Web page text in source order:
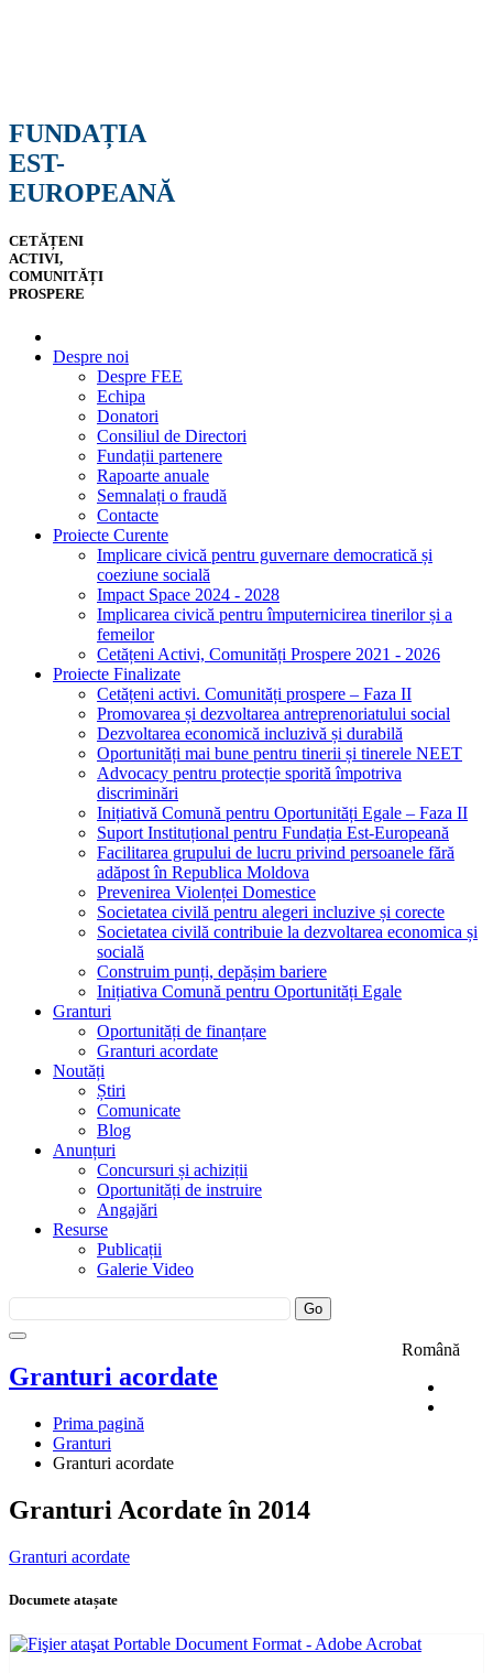
FUNDAȚIA
EST-
EUROPEANĂ
CETĂȚENI
ACTIVI,
COMUNITĂȚI
PROSPERE
Despre noi
Despre FEE
Echipa
Donatori
Consiliul de Directori
Fundații partenere
Rapoarte anuale
Semnalați o fraudă
Contacte
Proiecte Curente
Implicare civică pentru guvernare democratică și
coeziune socială
Impact Space 2024 - 2028
Implicarea civică pentru împuternicirea tinerilor și a
femeilor
Cetățeni Activi, Comunități Prospere 2021 - 2026
Proiecte Finalizate
Cetățeni activi. Comunități prospere – Faza II
Promovarea și dezvoltarea antreprenoriatului social
Dezvoltarea economică incluzivă și durabilă
Oportunități mai bune pentru tinerii și tinerele NEET
Advocacy pentru protecție sporită împotriva
discriminări
Inițiativă Comună pentru Oportunități Egale – Faza II
Suport Instituțional pentru Fundația Est-Europeană
Facilitarea grupului de lucru privind persoanele fără
adăpost în Republica Moldova
Prevenirea Violenței Domestice
Societatea civilă pentru alegeri incluzive și corecte
Societatea civilă contribuie la dezvoltarea economica și
socială
Construim punți, depășim bariere
Inițiativa Comună pentru Oportunități Egale
Granturi
Oportunități de finanțare
Granturi acordate
Noutăți
Știri
Comunicate
Blog
Anunțuri
Concursuri și achiziții
Oportunități de instruire
Angajări
Resurse
Publicații
Galerie Video
Română
Granturi acordate
Prima pagină
Granturi
Granturi acordate
Granturi Acordate în 2014
Granturi acordate
Documete atașate